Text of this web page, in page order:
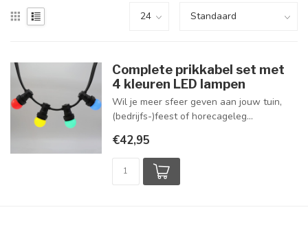
Complete prikkabel set met
4 kleuren LED lampen
Wil je meer sfeer geven aan jouw tuin,
(bedrijfs-)feest of horecageleg...
€42,95